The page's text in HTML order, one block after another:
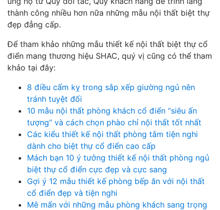
thành công nhiều hơn nữa những mẫu nội thất biệt thự
đẹp đẳng cấp.
Để tham khảo những mẫu thiết kế nội thất biệt thự cổ
điển mang thương hiệu SHAC, quý vị cũng có thể tham
khảo tại đây:
8 điều cấm kỵ trong sắp xếp giường ngủ nên
tránh tuyệt đối
10 mẫu nội thất phòng khách cổ điển “siêu ấn
tượng” và cách chọn phào chỉ nội thất tốt nhất
Các kiểu thiết kế nội thất phòng tắm tiện nghi
dành cho biệt thự cổ điển cao cấp
Mách bạn 10 ý tưởng thiết kế nội thất phòng ngủ
biệt thự cổ điển cực đẹp và cực sang
Gợi ý 12 mẫu thiết kế phòng bếp ăn với nội thất
cổ điển đẹp và tiện nghi
Mê mẩn với những mẫu phòng khách sang trọng